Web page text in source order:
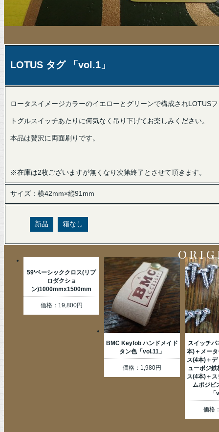
LOTUS タグ 「vol.1」
ロータスイメージカラーのイエローとグリーンで構成されLOTUS
トグルスイッチあたりに何気なく吊り下げてお楽しみください。
本品は贅沢に両面刷りです。
※在庫は2枚ございますが無くなり次第終了とさせて頂きます。
サイズ：横42mm×縦91mm
新品 箱なし
59‘ベーシッククロス(リプ
ロダクショ
ン)1000mmx1500mm
価格：19,800円
BMC Keyfob ハンドメイド
タン色「vol.11」
価格：1,980円
スイッチ
本)＋メー
ス(4本)＋
ューポジ鉄
ス(4本)＋
ムポジビ
価格